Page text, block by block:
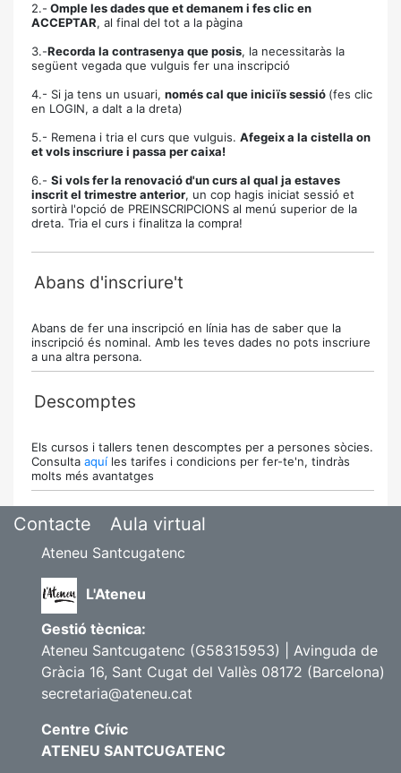
2.- Omple les dades que et demanem i fes clic en
ACCEPTAR, al final del tot a la pàgina
3.-Recorda la contrasenya que posis, la necessitaràs la
següent vegada que vulguis fer una inscripció
4.- Si ja tens un usuari, només cal que iniciïs sessió (fes clic
en LOGIN, a dalt a la dreta)
5.- Remena i tria el curs que vulguis. Afegeix a la cistella on
et vols inscriure i passa per caixa!
6.- Si vols fer la renovació d'un curs al qual ja estaves
inscrit el trimestre anterior, un cop hagis iniciat sessió et
sortirà l'opció de PREINSCRIPCIONS al menú superior de la
dreta. Tria el curs i finalitza la compra!
Abans d'inscriure't
Abans de fer una inscripció en línia has de saber que la
inscripció és nominal. Amb les teves dades no pots inscriure
a una altra persona.
Descomptes
Els cursos i tallers tenen descomptes per a persones sòcies.
Consulta aquí les tarifes i condicions per fer-te'n, tindràs
molts més avantatges
Contacte Aula virtual
Ateneu Santcugatenc
L'Ateneu
Gestió tècnica:
Ateneu Santcugatenc (G58315953) | Avinguda de
Gràcia 16, Sant Cugat del Vallès 08172 (Barcelona)
secretaria@ateneu.cat
Centre Cívic
ATENEU SANTCUGATENC